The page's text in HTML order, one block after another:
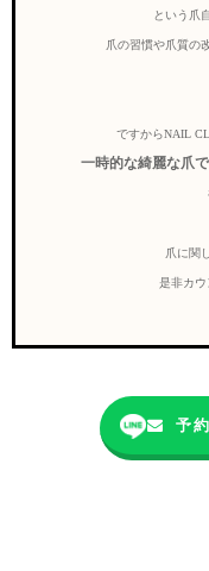
という爪
爪の習慣や爪質の
ですからNAIL
一時的な綺麗な爪
爪に関
是非カウ
予